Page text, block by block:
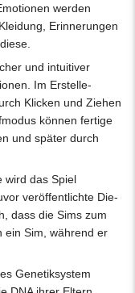
werden
Erinnerungen
und intuitiver
Im Erstelle-
Klicken und Ziehen
können fertige
und später durch
wird das Spiel
veröffentlichte Die-
dass die Sims zum
ein Sim, während er
Genetiksystem